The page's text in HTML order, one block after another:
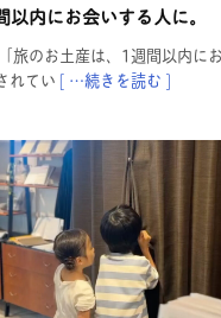
内にお会いする人に。
旅のお土産は、1週間以内に
れてい [ …続きを読む ]